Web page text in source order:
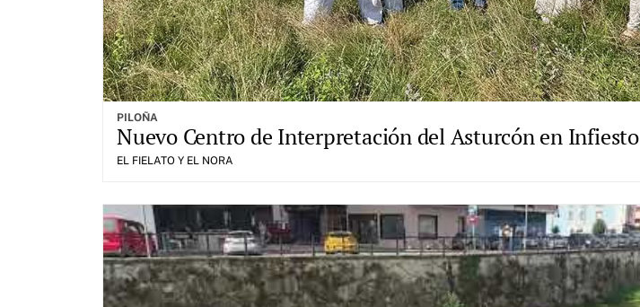
PILOÑA
Nuevo Centro de Interpretación del Asturcón en Infiesto
EL FIELATO Y EL NORA